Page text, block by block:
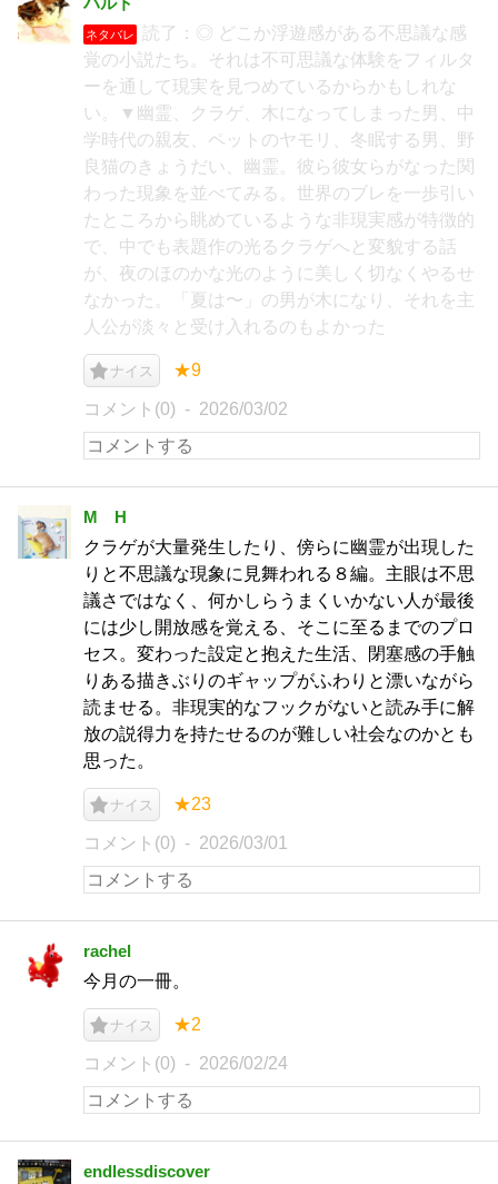
ネタバレ
読了：◎ どこか浮遊感がある不思議な感
覚の小説たち。それは不可思議な体験をフィルタ
ーを通して現実を見つめているからかもしれな
い。▼幽霊、クラゲ、木になってしまった男、中
学時代の親友、ペットのヤモリ、冬眠する男、野
良猫のきょうだい、幽霊。彼ら彼女らがなった関
わった現象を並べてみる。世界のブレを一歩引い
たところから眺めているような非現実感が特徴的
で、中でも表題作の光るクラゲへと変貌する話
が、夜のほのかな光のように美しく切なくやるせ
なかった。「夏は〜」の男が木になり、それを主
人公が淡々と受け入れるのもよかった
ナイス ★9
コメント(0) 2026/03/02
M H
クラゲが大量発生したり、傍らに幽霊が出現した
りと不思議な現象に見舞われる８編。主眼は不思
議さではなく、何かしらうまくいかない人が最後
には少し開放感を覚える、そこに至るまでのプロ
セス。変わった設定と抱えた生活、閉塞感の手触
りある描きぶりのギャップがふわりと漂いながら
読ませる。非現実的なフックがないと読み手に解
放の説得力を持たせるのが難しい社会なのかとも
思った。
ナイス ★23
コメント(0) 2026/03/01
rachel
今月の一冊。
ナイス ★2
コメント(0) 2026/02/24
endlessdiscover